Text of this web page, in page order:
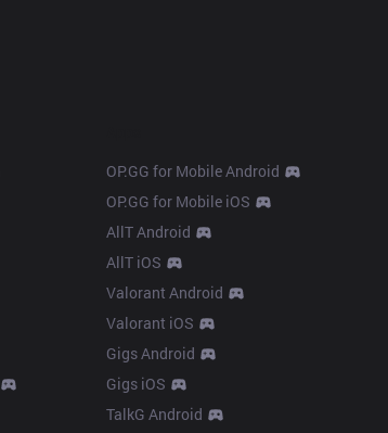
OP.GG for Mobile Android
OP.GG for Mobile iOS
AllT Android
AllT iOS
Valorant Android
Valorant iOS
Gigs Android
Gigs iOS
TalkG Android